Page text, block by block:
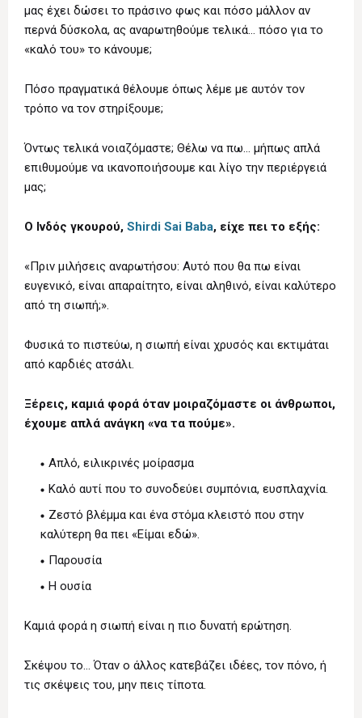
μας έχει δώσει το πράσινο φως και πόσο μάλλον αν
περνά δύσκολα, ας αναρωτηθούμε τελικά… πόσο για το
«καλό του» το κάνουμε;
Πόσο πραγματικά θέλουμε όπως λέμε με αυτόν τον
τρόπο να τον στηρίξουμε;
Όντως τελικά νοιαζόμαστε; Θέλω να πω… μήπως απλά
επιθυμούμε να ικανοποιήσουμε και λίγο την περιέργειά
μας;
Ο Ινδός γκουρού, Shirdi Sai Baba, είχε πει το εξής:
«Πριν μιλήσεις αναρωτήσου: Αυτό που θα πω είναι
ευγενικό, είναι απαραίτητο, είναι αληθινό, είναι καλύτερο
από τη σιωπή;».
Φυσικά το πιστεύω, η σιωπή είναι χρυσός και εκτιμάται
από καρδιές ατσάλι.
Ξέρεις, καμιά φορά όταν μοιραζόμαστε οι άνθρωποι,
έχουμε απλά ανάγκη «να τα πούμε».
Απλό, ειλικρινές μοίρασμα
Καλό αυτί που το συνοδεύει συμπόνια, ευσπλαχνία.
Ζεστό βλέμμα και ένα στόμα κλειστό που στην
καλύτερη θα πει «Είμαι εδώ».
Παρουσία
Η ουσία
Καμιά φορά η σιωπή είναι η πιο δυνατή ερώτηση.
Σκέψου το… Όταν ο άλλος κατεβάζει ιδέες, τον πόνο, ή
τις σκέψεις του, μην πεις τίποτα.